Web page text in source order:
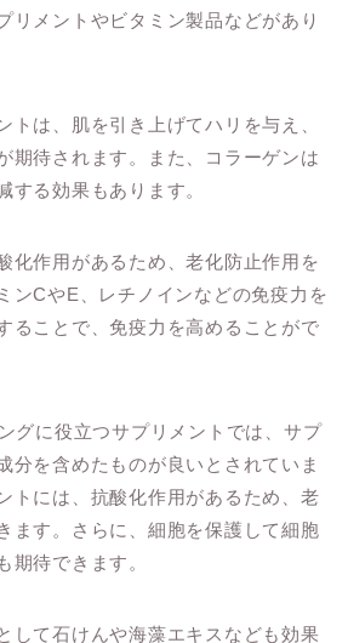
リメントやビタミン製品などがあり
トは、肌を引き上げてハリを与え、
期待されます。また、コラーゲンは
する効果もあります。
化作用があるため、老化防止作用を
ンCやE、レチノインなどの免疫力を
ることで、免疫力を高めることがで
グに役立つサプリメントでは、サプ
分を含めたものが良いとされていま
トには、抗酸化作用があるため、老
ます。さらに、細胞を保護して細胞
期待できます。
して石けんや海藻エキスなども効果